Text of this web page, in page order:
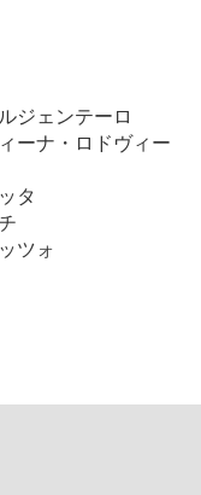
ジェンテーロ
ーナ・ロドヴィー
タ
ツォ